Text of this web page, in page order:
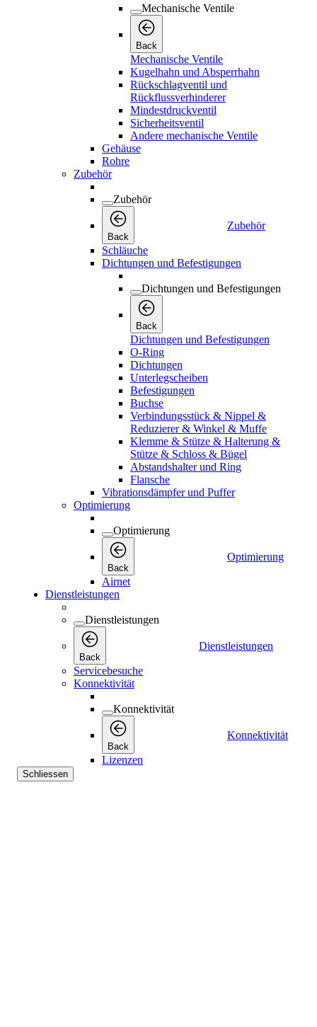
Mechanische Ventile
Back
Mechanische Ventile
Kugelhahn und Absperrhahn
Rückschlagventil und
Rückflussverhinderer
Mindestdruckventil
Sicherheitsventil
Andere mechanische Ventile
Gehäuse
Rohre
Zubehör
Zubehör
Back
Zubehör
Schläuche
Dichtungen und Befestigungen
Dichtungen und Befestigungen
Back
Dichtungen und Befestigungen
O-Ring
Dichtungen
Unterlegscheiben
Befestigungen
Buchse
Verbindungsstück & Nippel &
Reduzierer & Winkel & Muffe
Klemme & Stütze & Halterung &
Stütze & Schloss & Bügel
Abstandshalter und Ring
Flansche
Vibrationsdämpfer und Puffer
Optimierung
Optimierung
Back
Optimierung
Airnet
Dienstleistungen
Dienstleistungen
Back
Dienstleistungen
Servicebesuche
Konnektivität
Konnektivität
Back
Konnektivität
Lizenzen
Schliessen